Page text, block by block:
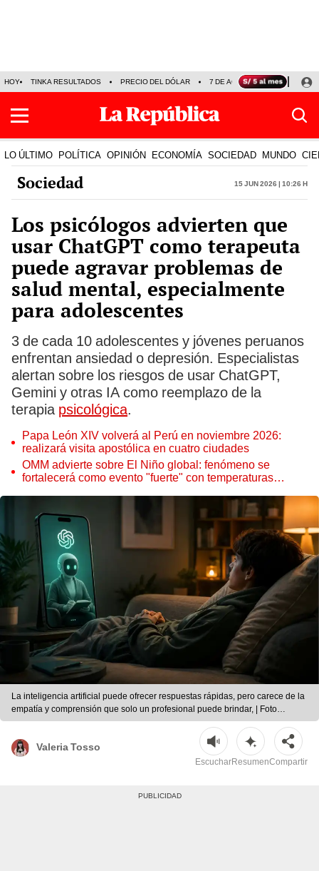
HOY TINKA RESULTADOS PRECIO DEL DÓLAR 7 DE AGOSTO OLLANTA
LO ÚLTIMO POLÍTICA OPINIÓN ECONOMÍA SOCIEDAD MUNDO
Sociedad 15 Jun 2026 | 10:26 h
Los psicólogos advierten que
usar ChatGPT como terapeuta
puede agravar problemas de
salud mental, especialmente
para adolescentes
3 de cada 10 adolescentes y jóvenes peruanos
enfrentan ansiedad o depresión. Especialistas
alertan sobre los riesgos de usar ChatGPT,
Gemini y otras IA como reemplazo de la
terapia psicológica.
Papa León XIV volverá al Perú en noviembre 2026:
realizará visita apostólica en cuatro ciudades
OMM advierte sobre El Niño global: fenómeno se
fortalecerá como evento "fuerte" con temperaturas
La inteligencia artificial puede ofrecer respuestas rápidas, pero carece de la
empatía y comprensión que solo un profesional puede brindar, | Foto
generada con IA.
Valeria Tosso
EscucharResumenCompartir